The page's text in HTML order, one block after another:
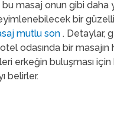
masaj onun gibi daha
bir
mutlu son. Detaylar,
odasında bir masajın
erkeğin buluşması
belirler.